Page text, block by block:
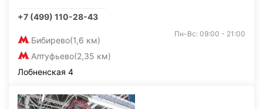
+7 (499) 110-28-43
Бибирево(1,6 км)
Алтуфьево(2,35 км)
Пн-Вс: 09:00 - 21:00
Лобненская 4